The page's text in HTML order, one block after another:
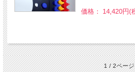
価格： 14,420円(
1 / 2ページ